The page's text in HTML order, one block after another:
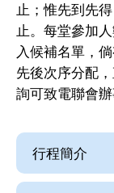
止；惟先到先
止。每堂參加
入候補名單，
先後次序分配
詢可致電聯會
行程簡介